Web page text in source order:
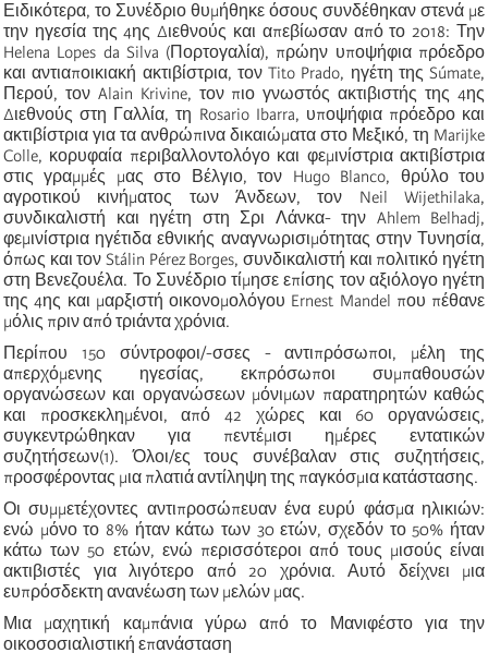
Ειδικότερα, το Συνέδριο θυμήθηκε όσους συνδέθηκαν στενά με
την ηγεσία της 4ης Διεθνούς και απεβίωσαν από το 2018: Την
Helena Lopes da Silva (Πορτογαλία), πρώην υποψήφια πρόεδρο
και αντιαποικιακή ακτιβίστρια, τον Tito Prado, ηγέτη της Súmate,
Περού, τον Alain Krivine, τον πιο γνωστός ακτιβιστής της 4ης
Διεθνούς στη Γαλλία, τη Rosario Ibarra, υποψήφια πρόεδρο και
ακτιβίστρια για τα ανθρώπινα δικαιώματα στο Μεξικό, τη Marijke
Colle, κορυφαία περιβαλλοντολόγο και φεμινίστρια ακτιβίστρια
στις γραμμές μας στο Βέλγιο, τον Hugo Blanco, θρύλο του
αγροτικού κινήματος των Άνδεων, τον Neil Wijethilaka,
συνδικαλιστή και ηγέτη στη Σρι Λάνκα- την Ahlem Belhadj,
φεμινίστρια ηγέτιδα εθνικής αναγνωρισιμότητας στην Τυνησία,
όπως και τον Stálin Pérez Borges, συνδικαλιστή και πολιτικό ηγέτη
στη Βενεζουέλα. Το Συνέδριο τίμησε επίσης τον αξιόλογο ηγέτη
της 4ης και μαρξιστή οικονομολόγου Ernest Mandel που πέθανε
μόλις πριν από τριάντα χρόνια.
Περίπου 150 σύντροφοι/-σσες - αντιπρόσωποι, μέλη της
απερχόμενης ηγεσίας, εκπρόσωποι συμπαθουσών
οργανώσεων και οργανώσεων μόνιμων παρατηρητών καθώς
και προσκεκλημένοι, από 42 χώρες και 60 οργανώσεις,
συγκεντρώθηκαν για πεντέμισι ημέρες εντατικών
συζητήσεων(1). Όλοι/ες τους συνέβαλαν στις συζητήσεις,
προσφέροντας μια πλατιά αντίληψη της παγκόσμια κατάστασης.
Οι συμμετέχοντες αντιπροσώπευαν ένα ευρύ φάσμα ηλικιών:
ενώ μόνο το 8% ήταν κάτω των 30 ετών, σχεδόν το 50% ήταν
κάτω των 50 ετών, ενώ περισσότεροι από τους μισούς είναι
ακτιβιστές για λιγότερο από 20 χρόνια. Αυτό δείχνει μια
ευπρόσδεκτη ανανέωση των μελών μας.
Μια μαχητική καμπάνια γύρω από το Μανιφέστο για την
οικοσοσιαλιστική επανάσταση